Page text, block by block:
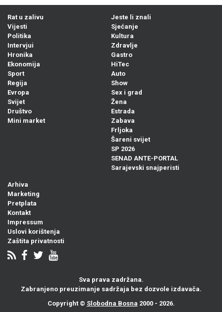
Rat u zalivu
Vijesti
Politika
Intervjui
Hronika
Ekonomija
Sport
Regija
Evropa
Svijet
Društvo
Mini market
Jeste li znali
Sjećanje
Kultura
Zdravlje
Gastro
HiTec
Auto
Show
Sex i grad
Žena
Estrada
Zabava
Frljoka
Šareni svijet
SP 2026
SENAD ANTE-PORTAL
Sarajevski snajperisti
Arhiva
Marketing
Pretplata
Kontakt
Impressum
Uslovi korištenja
Zaštita privatnosti
Sva prava zadržana.
Zabranjeno preuzimanje sadržaja bez dozvole izdavača.
Copyright © Slobodna Bosna 2000 - 2026.